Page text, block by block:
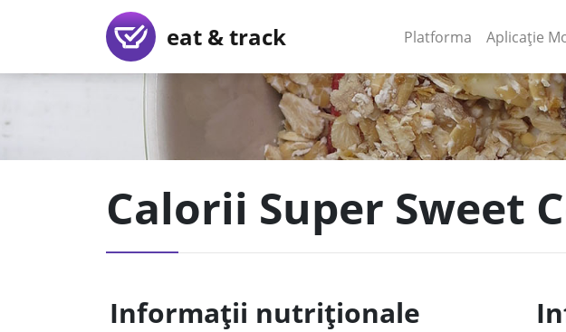
eat & track Platforma (current)
Aplicație
Calorii Super Sweet
Informații nutriționale